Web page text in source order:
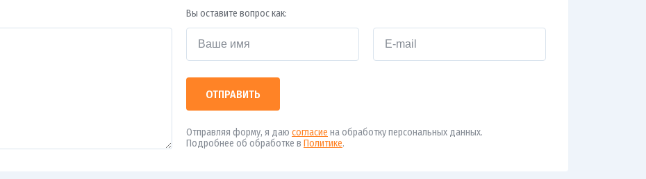
Вы оставите вопрос как:
ОТПРАВИТЬ
Отправляя форму, я даю согласие на обработку персональных данных.
Подробнее об обработке в Политике.